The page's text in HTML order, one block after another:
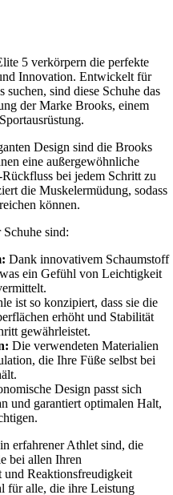
5 verkörpern die perfekte
Innovation. Entwickelt für
sind diese Schuhe das
der Marke Brooks, einem
Design sind die Brooks
eine außergewöhnliche
bei jedem Schritt zu
die Muskelermüdung, sodass
können.
sind:
Dank innovativem Schaumstoff
ein Gefühl von Leichtigkeit
ist so konzipiert, dass sie die
erhöht und Stabilität
gewährleistet.
Die verwendeten Materialien
die Ihre Füße selbst bei
Design passt sich
und garantiert optimalen Halt,
erfahrener Athlet sind, die
bei allen Ihren
Reaktionsfreudigkeit
für alle, die ihre Leistung